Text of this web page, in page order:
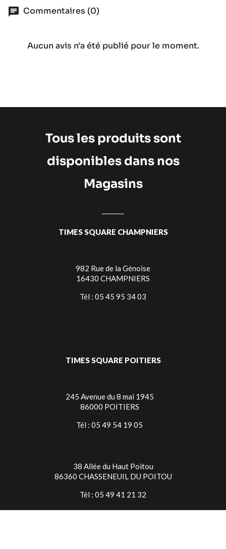
Commentaires (0)
Aucun avis n'a été publié pour le moment.
Tous les produits sont
disponibles dans nos
Magasins
TIMES SQUARE CHAMPNIERS
982 Rue de la Génoise
16430 CHAMPNIERS
Tél : 05 45 95 34 03
TIMES SQUARE POITIERS
245 Avenue du 8 mai 1945
86000 POITIERS
Tél : 05 49 54 19 05
38 Allée du Haut Poitou
86360 CHASSENEUIL DU POITOU
Tél : 05 49 41 21 32